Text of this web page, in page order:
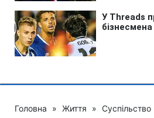
Головна » Життя » Суспільство